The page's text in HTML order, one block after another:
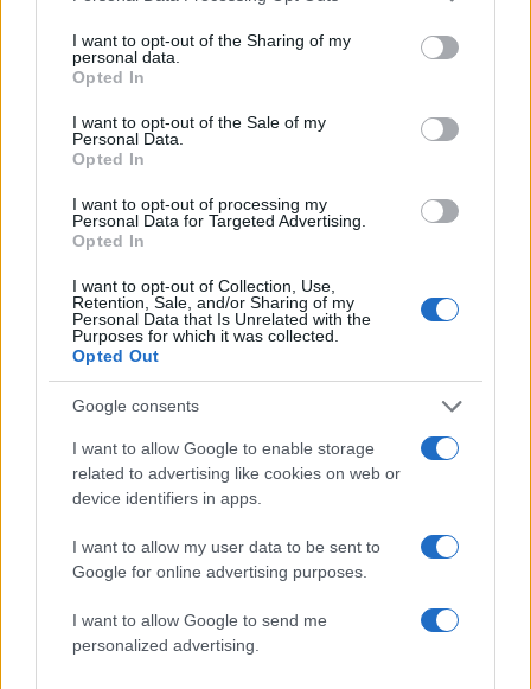
not limited to your visit or usage behaviour. You may click to
grant or deny consent to Google and its third-party tags to
use your data for below specified purposes in below Google
consent section.
I want to opt-out of the Sharing of my
personal data.
Opted In
I want to opt-out of the Sale of my
Personal Data.
Opted In
I want to opt-out of processing my
Personal Data for Targeted Advertising.
Opted In
I want to opt-out of Collection, Use,
Retention, Sale, and/or Sharing of my
Personal Data that Is Unrelated with the
Purposes for which it was collected.
Opted Out
Google consents
I want to allow Google to enable storage
related to advertising like cookies on web or
device identifiers in apps.
I want to allow my user data to be sent to
Google for online advertising purposes.
I want to allow Google to send me
personalized advertising.
Πρώην εργαζόμενοι στη Θεσσαλονίκη
απείλησε μπροστά στον κόσμο
11:46 07.04.23
Εργοδότης στην Θεσσαλονίκη επιτέθηκε σε
εργαζόμενους που διεκδικούσαν
δεδουλευμένα - «Θα πεθάνετε»